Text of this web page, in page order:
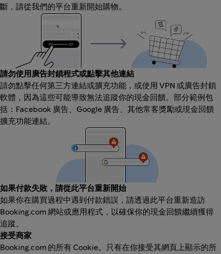
斷，請從我們的平台重新開始購物。
請勿使用廣告封鎖程式或點擊其他連結
請勿點擊任何第三方連結或擴充功能，或使用 VPN 或廣告封鎖
軟體，因為這些可能導致無法追蹤你的現金回饋。部分範例包
括：Facebook 廣告、Google 廣告、其他常客獎勵或現金回饋
擴充功能連結。
如果付款失敗，請從此平台重新開始
如果你在購買過程中遇到付款錯誤，請透過此平台重新造訪
Booking.com 網站或應用程式，以確保你的現金回饋繼續獲得
追蹤。
接受商家
Booking.com 的所有 Cookie。只有在你接受其網頁上顯示的所